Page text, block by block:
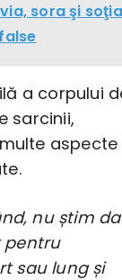
sora şi soţia
a corpului
sarcinii,
nu știm
pentru
sau lung și